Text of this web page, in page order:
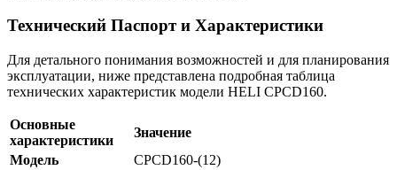
Технический Паспорт и Характеристики
Для детального понимания возможностей и для планирования
эксплуатации, ниже представлена подробная таблица
технических характеристик модели HELI CPCD160.
Основные
характеристики
Значение
Модель
CPCD160-(12)